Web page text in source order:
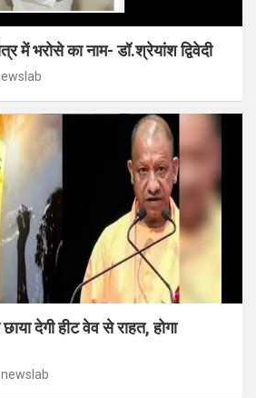
में भरोसे का नाम- डॉ.श्रेयांश द्विवेदी
देगी हीट वेव से राहत, होगा
newslab